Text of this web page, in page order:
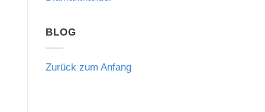
BLOG
Zurück zum Anfang